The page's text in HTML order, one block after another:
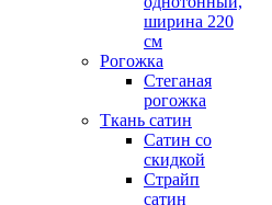
ширина 220
см
Рогожка
Стеганая
рогожка
Ткань сатин
Сатин со
скидкой
Страйп
сатин